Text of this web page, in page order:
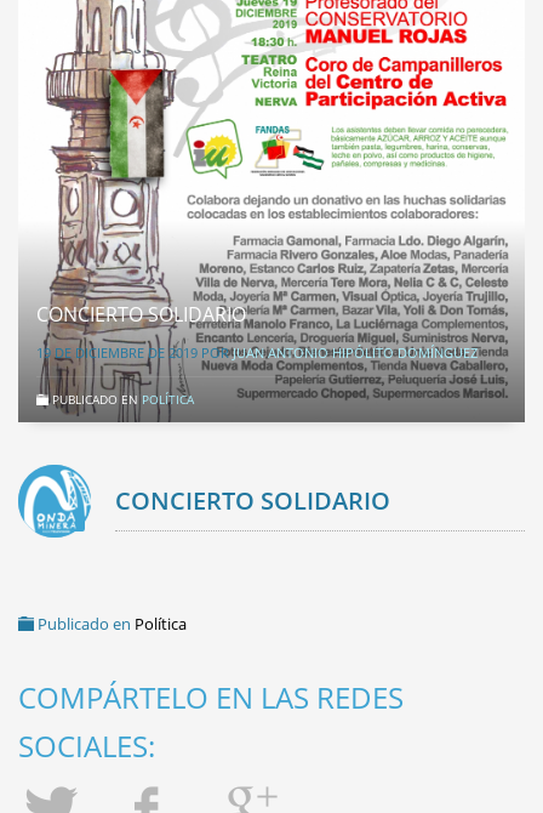
CONCIERTO SOLIDARIO
19 DE DICIEMBRE DE 2019 PORJUAN ANTONIO HIPÓLITO DOMÍNGUEZ
PUBLICADO EN POLÍTICA
CONCIERTO SOLIDARIO
Publicado en Política
COMPÁRTELO EN LAS REDES
SOCIALES: